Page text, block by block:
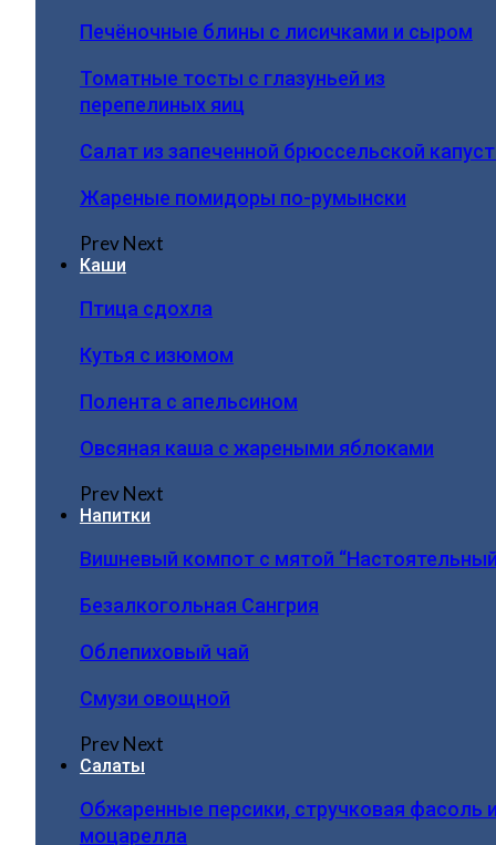
Печёночные блины с лисичками и сыром
Томатные тосты с глазуньей из
перепелиных яиц
Салат из запеченной брюссельской
Жареные помидоры по-румынски
PrevNext
Каши
Птица сдохла
Кутья с изюмом
Полента с апельсином
Овсяная каша с жареными яблоками
PrevNext
Напитки
Вишневый компот с мятой
Безалкогольная Сангрия
Облепиховый чай
Смузи овощной
PrevNext
Салаты
Обжаренные персики, стручковая фасоль
моцарелла